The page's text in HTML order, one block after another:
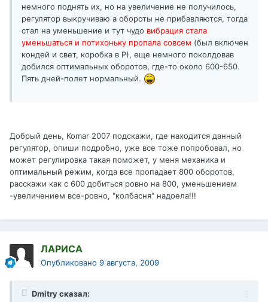
немного поднять их, но на увеличение не получилось,
регулятор выкручиваю а обороты не прибавляются, тогда
стал на уменьшение и тут чудо вибрация стала
уменьшаться и потихоньку пропала совсем (был включен
кондей и свет, коробка в Р), еще немного поколдовав
добился оптимальных оборотов, где-то около 600-650.
Пять дней-полет нормальный.
Добрый день, Komar 2007 подскажи, где находится данный
регулятор, опиши подробно, уже все тоже попробовал, но
может регулировка такая поможет, у меня механика и
оптимальный режим, когда все пропадает 800 оборотов,
расскажи как с 600 добиться ровно на 800, уменьшением
-увеличением все-ровно, "колбасня" надоела!!!
ЛАРИСА
Опубликовано 9 августа, 2009
Dmitry сказал: